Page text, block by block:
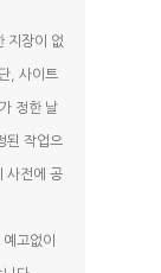
지장이 없
, 사이트
정한 날
된 작업으
사전에 공
고없이